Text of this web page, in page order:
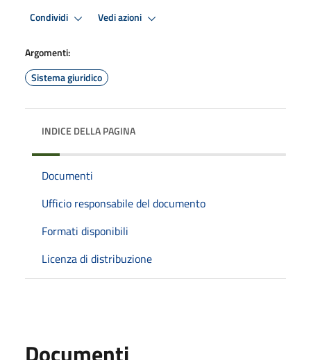
Condividi Vedi azioni
Argomenti:
Sistema giuridico
INDICE DELLA PAGINA
Documenti
Ufficio responsabile del documento
Formati disponibili
Licenza di distribuzione